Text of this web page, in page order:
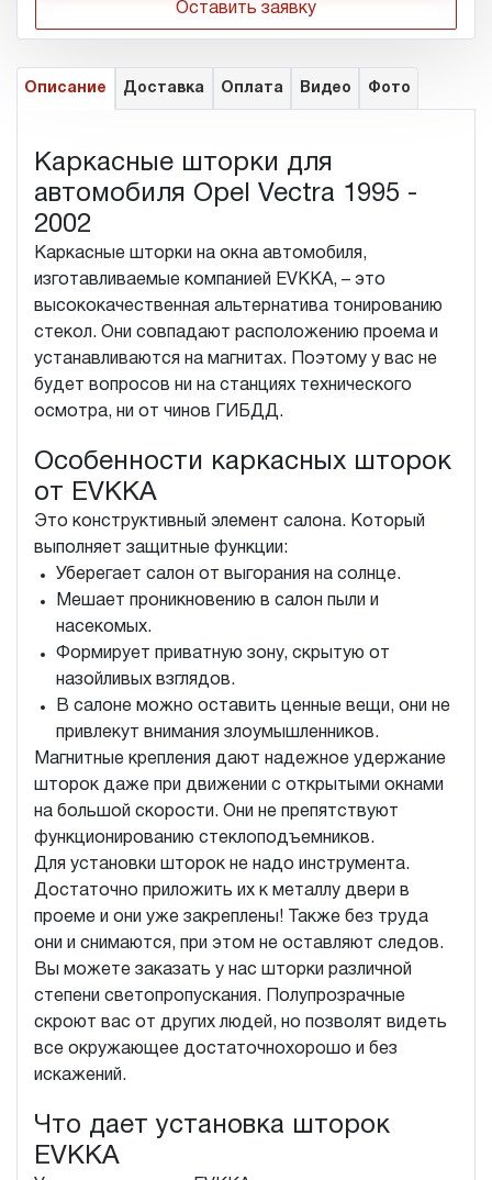
Оставить заявку
Описание Доставка Оплата Видео Фото
Каркасные шторки для
автомобиля Opel Vectra 1995 -
2002
Каркасные шторки на окна автомобиля,
изготавливаемые компанией EVKKA, – это
высококачественная альтернатива тонированию
стекол. Они совпадают расположению проема и
устанавливаются на магнитах. Поэтому у вас не
будет вопросов ни на станциях технического
осмотра, ни от чинов ГИБДД.
Особенности каркасных шторок
от EVKKA
Это конструктивный элемент салона. Который
выполняет защитные функции:
Уберегает салон от выгорания на солнце.
Мешает проникновению в салон пыли и
насекомых.
Формирует приватную зону, скрытую от
назойливых взглядов.
В салоне можно оставить ценные вещи, они не
привлекут внимания злоумышленников.
Магнитные крепления дают надежное удержание
шторок даже при движении с открытыми окнами
на большой скорости. Они не препятствуют
функционированию стеклоподъемников.
Для установки шторок не надо инструмента.
Достаточно приложить их к металлу двери в
проеме и они уже закреплены! Также без труда
они и снимаются, при этом не оставляют следов.
Вы можете заказать у нас шторки различной
степени светопропускания. Полупрозрачные
скроют вас от других людей, но позволят видеть
все окружающее достаточнохорошо и без
искажений.
Что дает установка шторок
EVKKA